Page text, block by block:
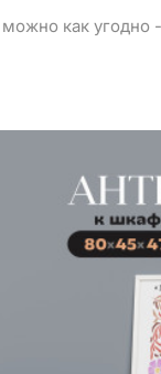
можно как